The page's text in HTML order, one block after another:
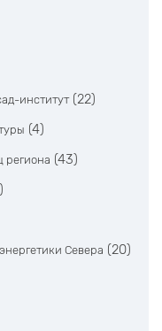
институт (22)
(4)
региона (43)
Севера (20)